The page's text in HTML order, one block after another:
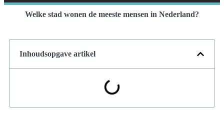
Welke stad wonen de meeste mensen in Nederland?
Inhoudsopgave artikel